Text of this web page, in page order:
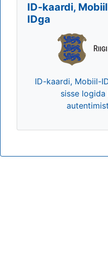
ID-kaardi,
IDga
ID-kaardi, Mobiil-
sisse logida